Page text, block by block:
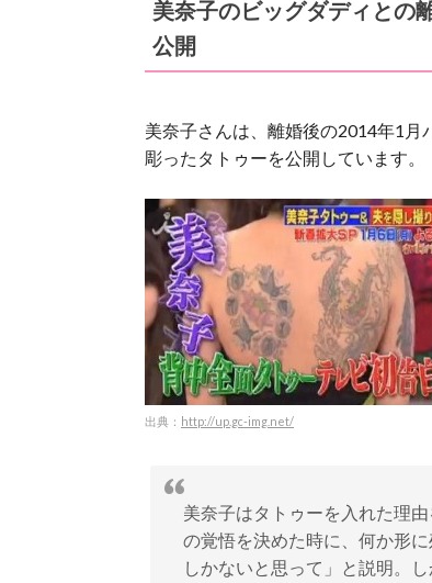
美奈子のビッグダディと
公開
美奈子さんは、離婚後の2014年1月
彫ったタトゥーを公開しています。
出典： http://up.gc-img.net/
美奈子はタトゥーを入れた理
の覚悟を決めた時に、何か形
しかないと思って」と説明。